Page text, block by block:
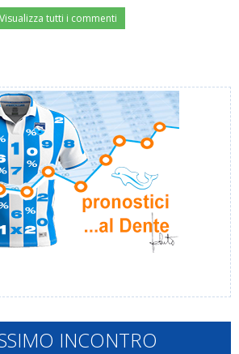
Visualizza tutti i commenti
INCONTRO